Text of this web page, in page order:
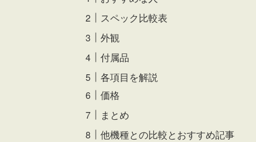
スペック比較表
外観
付属品
各項目を解説
価格
まとめ
他機種との比較とおすすめ記事